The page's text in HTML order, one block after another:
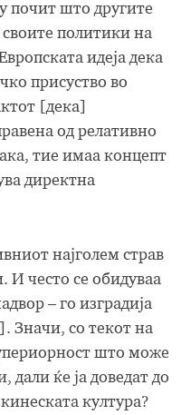
почит што другите
политики на
идеја дека
присуство во
[дека]
од релативно
тие имаа концепт
директна
најголем страв
И често се обидуваа
– го изградија
Значи, со текот на
што може
дали ќе ја доведат до
култура?